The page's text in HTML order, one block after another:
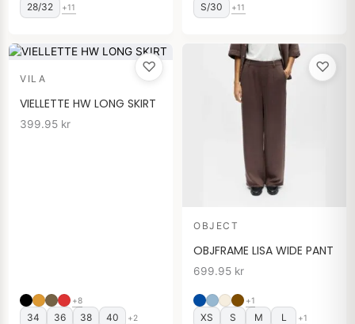
28/32
+11
S/30
+11
♡
VILA
VIELLETTE HW LONG SKIRT
399.95 kr
+8
34 36 38 40 +2
♡
OBJECT
OBJFRAME LISA WIDE PANT
699.95 kr
+1
XS S M L +1